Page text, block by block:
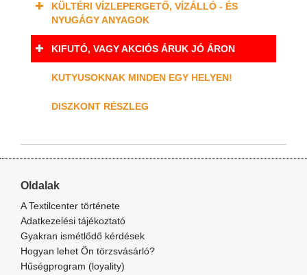
KÜLTÉRI VÍZLEPERGETŐ, VÍZÁLLÓ - ÉS
NYUGÁGY ANYAGOK
KIFUTÓ, VAGY AKCIÓS ÁRUK JÓ ÁRON
KUTYUSOKNAK MINDEN EGY HELYEN!
DISZKONT RÉSZLEG
Oldalak
A Textilcenter története
Adatkezelési tájékoztató
Gyakran ismétlődő kérdések
Hogyan lehet Ön törzsvásárló?
Hűségprogram (loyality)